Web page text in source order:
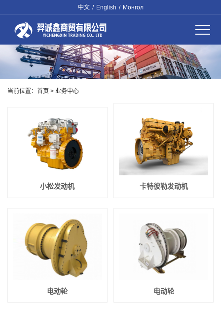
中文 / English / Монгол
当前位置： 首页 > 业务中心
小松发动机 卡特彼勒发动机
电动轮 电动轮